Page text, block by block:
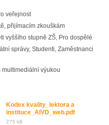
veřejnost
přijímacím zkouškám
vyššího stupně ZŠ, Pro dospělé
správy, Studenti, Zaměstnanci
multimediální výukou
Kodex kvality_lektora a
instituce_AIVD_web.pdf
275 kB